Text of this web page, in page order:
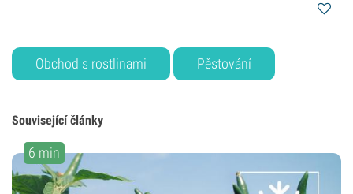
Obchod s rostlinami Pěstování
Související články
6 min